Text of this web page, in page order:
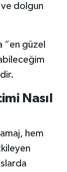
dolgun
“en güzel
Nasıl
hem